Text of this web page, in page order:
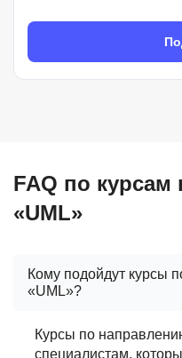
FAQ по курсам
«UML»
Кому подойдут курсы
«UML»?
Курсы по
специалистам,